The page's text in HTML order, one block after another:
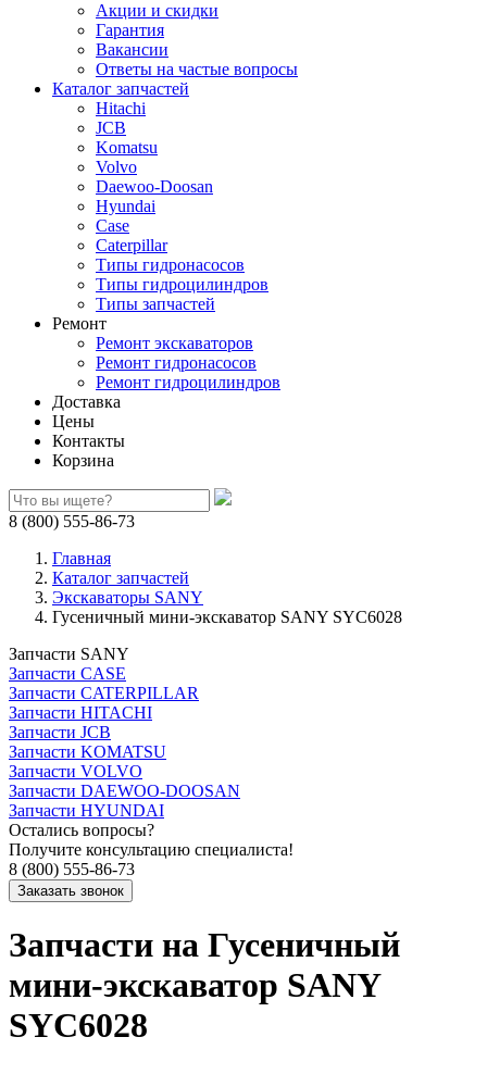
Акции и скидки
Гарантия
Вакансии
Ответы на частые вопросы
Каталог запчастей
Hitachi
JCB
Komatsu
Volvo
Daewoo-Doosan
Hyundai
Case
Caterpillar
Типы гидронасосов
Типы гидроцилиндров
Типы запчастей
Ремонт
Ремонт экскаваторов
Ремонт гидронасосов
Ремонт гидроцилиндров
Доставка
Цены
Контакты
Корзина
8 (800) 555-86-73
Главная
Каталог запчастей
Экскаваторы SANY
Гусеничный мини-экскаватор SANY SYC6028
Запчасти SANY
Запчасти CASE
Запчасти CATERPILLAR
Запчасти HITACHI
Запчасти JCB
Запчасти KOMATSU
Запчасти VOLVO
Запчасти DAEWOO-DOOSAN
Запчасти HYUNDAI
Остались вопросы?
Получите консультацию специалиста!
8 (800) 555-86-73
Запчасти на Гусеничный
мини-экскаватор SANY
SYC6028